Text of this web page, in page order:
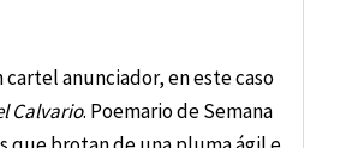
anunciador, en este caso
Calvario. Poemario de Semana